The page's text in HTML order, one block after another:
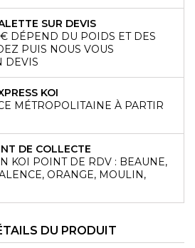
SUR DEVIS
DÉPEND DU POIDS ET DES
PUIS NOUS VOUS
DEVIS
KOI
MÉTROPOLITAINE À PARTIR
DE COLLECTE
KOI POINT DE RDV : BEAUNE,
ORANGE, MOULIN,
DU PRODUIT